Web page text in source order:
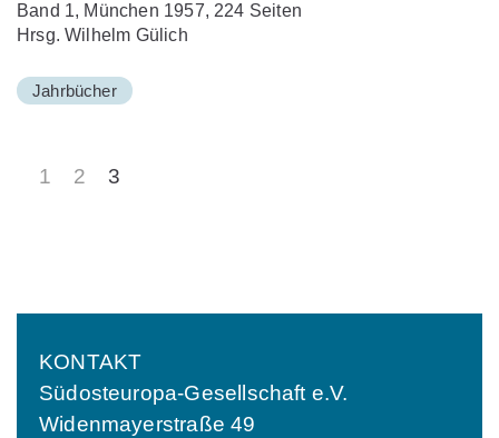
Band 1, München 1957, 224 Seiten
Hrsg. Wilhelm Gülich
Jahrbücher
1 2 3
KONTAKT
Südosteuropa-Gesellschaft e.V.
Widenmayerstraße 49